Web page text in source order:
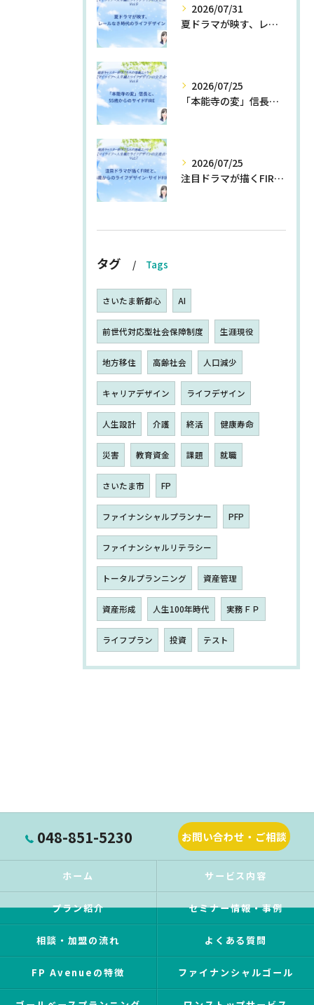
2026/07/31
夏ドラマが映す、レールなき時代のライフデザイン
2026/07/25
「本能寺の変」信長と、55歳からのサイドFIRE
2026/07/25
注目ドラマが描くFIREと、55歳からのライフデザイン・サイドFIRE
タグ Tags
さいたま新都心 AI
前世代対応型社会保障制度 生涯現役
地方移住 高齢社会 人口減少
キャリアデザイン ライフデザイン
人生設計 介護 終活 健康寿命
災害 教育資金 課題 就職
さいたま市 FP
ファイナンシャルプランナー PFP
ファイナンシャルリテラシー
トータルプランニング 資産管理
資産形成 人生100年時代 実務ＦＰ
ライフプラン 投資 テスト
048-851-5230 お問い合わせ・ご相談
ホーム サービス内容
プラン紹介 セミナー情報・事例
相談・加盟の流れ よくある質問
FP Avenueの特徴 ファイナンシャルゴール